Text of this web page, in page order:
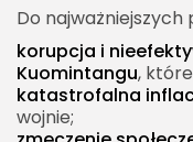
Do najważniejszych
korupcja i
Kuomintangu,
katastrofalna
wojnie;